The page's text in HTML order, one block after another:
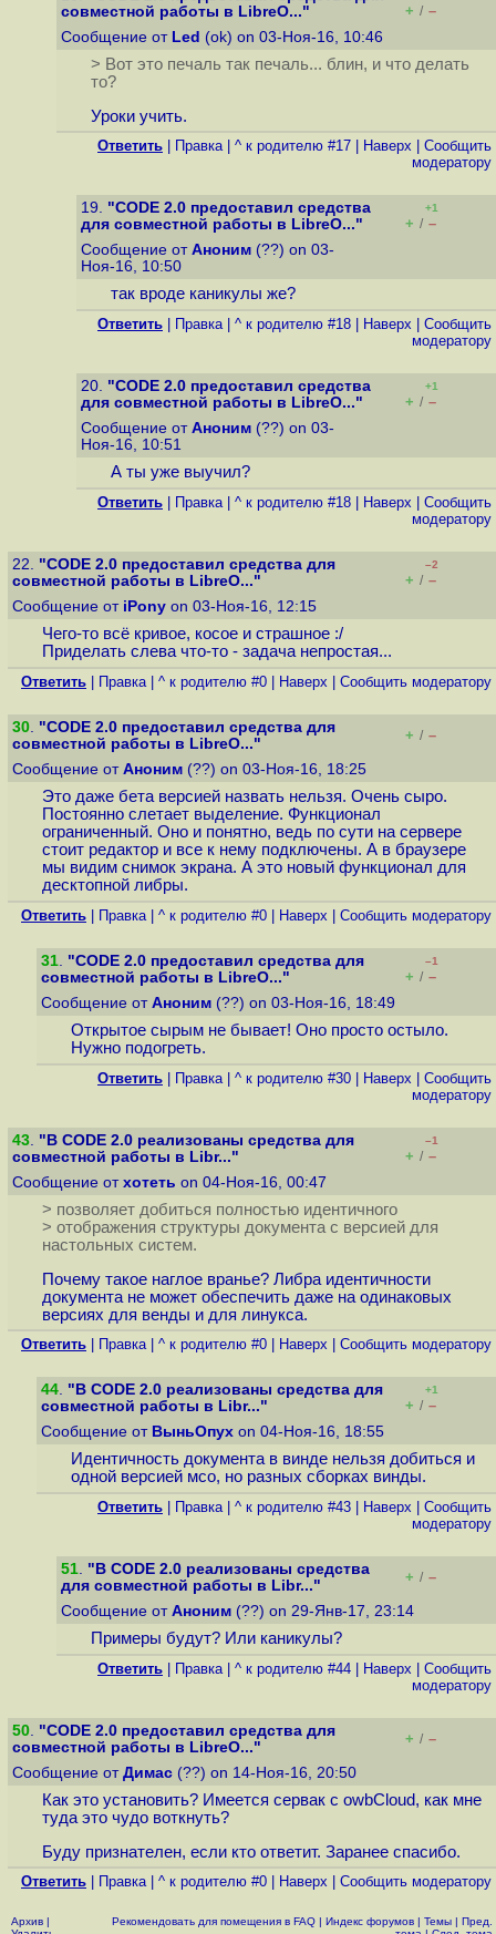
совместной работы в LibreO..."
+ / –
Сообщение от Led (ok) on 03-Ноя-16, 10:46
> Вот это печаль так печаль... блин, и что делать
то?
Уроки учить.
Ответить Правка| ^ к родителю #17 Наверх
Cообщить
модератору
19. "CODE 2.0 предоставил средства
для совместной работы в LibreO..."
+1
+ / –
Сообщение от Аноним (??) on 03-
Ноя-16, 10:50
так вроде каникулы же?
Ответить Правка| ^ к родителю #18 Наверх
Cообщить
модератору
20. "CODE 2.0 предоставил средства
для совместной работы в LibreO..."
+1
+ / –
Сообщение от Аноним (??) on 03-
Ноя-16, 10:51
А ты уже выучил?
Ответить Правка| ^ к родителю #18 Наверх
Cообщить
модератору
22. "CODE 2.0 предоставил средства для
совместной работы в LibreO..."
–2
+ / –
Сообщение от iPony on 03-Ноя-16, 12:15
Чего-то всё кривое, косое и страшное :/
Приделать слева что-то - задача непростая...
Ответить Правка| ^ к родителю #0 Наверх Cообщить модератору
30. "CODE 2.0 предоставил средства для
совместной работы в LibreO..."
+ / –
Сообщение от Аноним (??) on 03-Ноя-16, 18:25
Это даже бета версией назвать нельзя. Очень сыро.
Постоянно слетает выделение. Функционал
ограниченный. Оно и понятно, ведь по сути на сервере
стоит редактор и все к нему подключены. А в браузере
мы видим снимок экрана. А это новый функционал для
десктопной либры.
Ответить Правка| ^ к родителю #0 Наверх Cообщить модератору
31. "CODE 2.0 предоставил средства для
совместной работы в LibreO..."
–1
+ / –
Сообщение от Аноним (??) on 03-Ноя-16, 18:49
Открытое сырым не бывает! Оно просто остыло.
Нужно подогреть.
Ответить Правка| ^ к родителю #30 Наверх
Cообщить
модератору
43. "В CODE 2.0 реализованы средства для
совместной работы в Libr..."
–1
+ / –
Сообщение от хотеть on 04-Ноя-16, 00:47
> позволяет добиться полностью идентичного
> отображения структуры документа с версией для
настольных систем.
Почему такое наглое вранье? Либра идентичности
документа не может обеспечить даже на одинаковых
версиях для венды и для линукса.
Ответить Правка| ^ к родителю #0 Наверх Cообщить модератору
44. "В CODE 2.0 реализованы средства для
совместной работы в Libr..."
+1
+ / –
Сообщение от ВыньОпух on 04-Ноя-16, 18:55
Идентичность документа в винде нельзя добиться и
одной версией мсо, но разных сборках винды.
Ответить Правка| ^ к родителю #43 Наверх
Cообщить
модератору
51. "В CODE 2.0 реализованы средства
для совместной работы в Libr..."
+ / –
Сообщение от Аноним (??) on 29-Янв-17, 23:14
Примеры будут? Или каникулы?
Ответить Правка| ^ к родителю #44 Наверх
Cообщить
модератору
50. "CODE 2.0 предоставил средства для
совместной работы в LibreO..."
+ / –
Сообщение от Димас (??) on 14-Ноя-16, 20:50
Как это установить? Имеется сервак с owbCloud, как мне
туда это чудо воткнуть?
Буду признателен, если кто ответит. Заранее спасибо.
Ответить Правка| ^ к родителю #0 Наверх Cообщить модератору
Архив |
Рекомендовать для помещения в FAQ | Индекс форумов | Темы | Пред.